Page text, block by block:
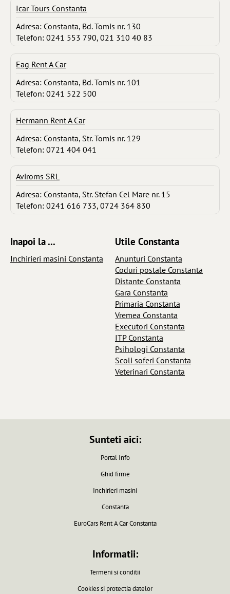
Icar Tours Constanta
Adresa: Constanta, Bd. Tomis nr. 130
Telefon: 0241 553 790, 021 310 40 83
Eag Rent A Car
Adresa: Constanta, Bd. Tomis nr. 101
Telefon: 0241 522 500
Hermann Rent A Car
Adresa: Constanta, Str. Tomis nr. 129
Telefon: 0721 404 041
Aviroms SRL
Adresa: Constanta, Str. Stefan Cel Mare nr. 15
Telefon: 0241 616 733, 0724 364 830
Inapoi la ...
Inchirieri masini Constanta
Utile Constanta
Anunturi Constanta
Coduri postale Constanta
Distante Constanta
Gara Constanta
Primaria Constanta
Vremea Constanta
Executori Constanta
ITP Constanta
Psihologi Constanta
Scoli soferi Constanta
Veterinari Constanta
Sunteti aici:
Portal Info
Ghid firme
Inchirieri masini
Constanta
EuroCars Rent A Car Constanta
Informatii:
Termeni si conditii
Cookies si protectia datelor